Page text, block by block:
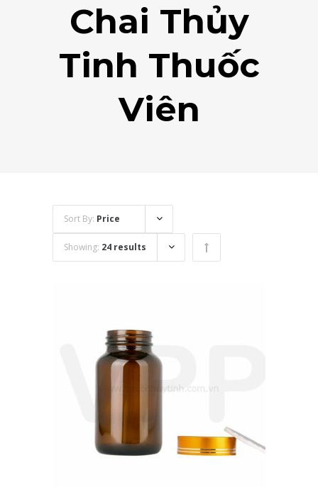
Chai Thủy
Tinh Thuốc
Viên
Sort By: Price
Showing: 24 results